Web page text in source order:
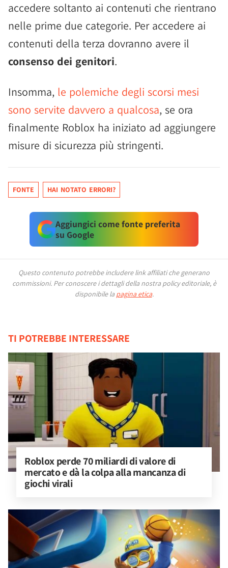
accedere soltanto ai contenuti che rientrano
nelle prime due categorie. Per accedere ai
contenuti della terza dovranno avere il
consenso dei genitori.
Insomma, le polemiche degli scorsi mesi
sono servite davvero a qualcosa, se ora
finalmente Roblox ha iniziato ad aggiungere
misure di sicurezza più stringenti.
FONTE HAI NOTATO ERRORI?
Aggiungici come fonte preferita
su Google
Questo contenuto potrebbe includere link affiliati che generano
commissioni. Per conoscere i dettagli della nostra policy editoriale, è
disponibile la pagina etica.
TI POTREBBE INTERESSARE
Roblox perde 70 miliardi di valore di
mercato e dà la colpa alla mancanza di
giochi virali